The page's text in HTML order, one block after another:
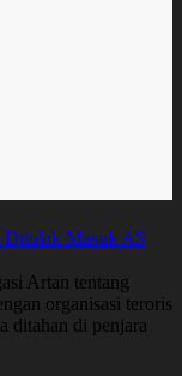
Ditolak Masuk AS
Artan tentang
organisasi teroris
ditahan di penjara